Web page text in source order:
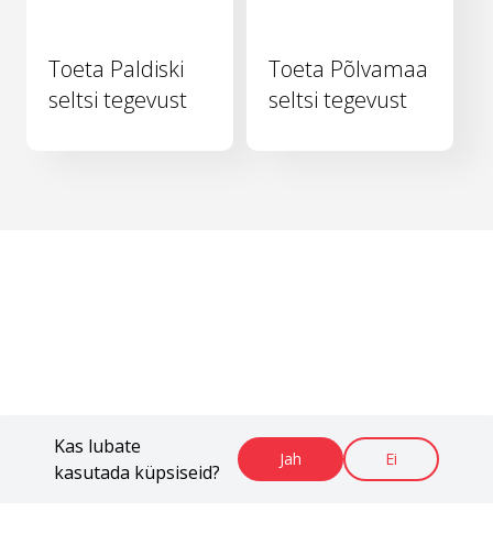
Kas lubate
kasutada küpsiseid?
Jah Ei
Toeta Paldiski
seltsi tegevust
Toeta Põlvamaa
seltsi tegevust